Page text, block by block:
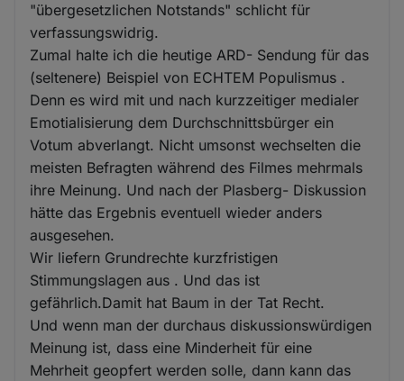
"übergesetzlichen Notstands" schlicht für
verfassungswidrig.
Zumal halte ich die heutige ARD- Sendung für das
(seltenere) Beispiel von ECHTEM Populismus .
Denn es wird mit und nach kurzzeitiger medialer
Emotialisierung dem Durchschnittsbürger ein
Votum abverlangt. Nicht umsonst wechselten die
meisten Befragten während des Filmes mehrmals
ihre Meinung. Und nach der Plasberg- Diskussion
hätte das Ergebnis eventuell wieder anders
ausgesehen.
Wir liefern Grundrechte kurzfristigen
Stimmungslagen aus . Und das ist
gefährlich.Damit hat Baum in der Tat Recht.
Und wenn man der durchaus diskussionswürdigen
Meinung ist, dass eine Minderheit für eine
Mehrheit geopfert werden solle, dann kann das